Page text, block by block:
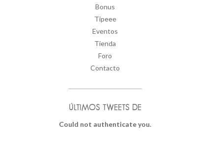
Bonus
Tipeee
Eventos
Tienda
Foro
Contacto
ÚLTIMOS TWEETS DE
Could not authenticate you.